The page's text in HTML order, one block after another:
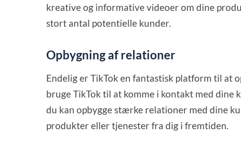
kreative og informative videoer om dine
stort antal potentielle kunder.
Opbygning af relationer
Endelig er TikTok en fantastisk platform til at
bruge TikTok til at komme i kontakt med dine
du kan opbygge stærke relationer med dine
produkter eller tjenester fra dig i fremtiden.